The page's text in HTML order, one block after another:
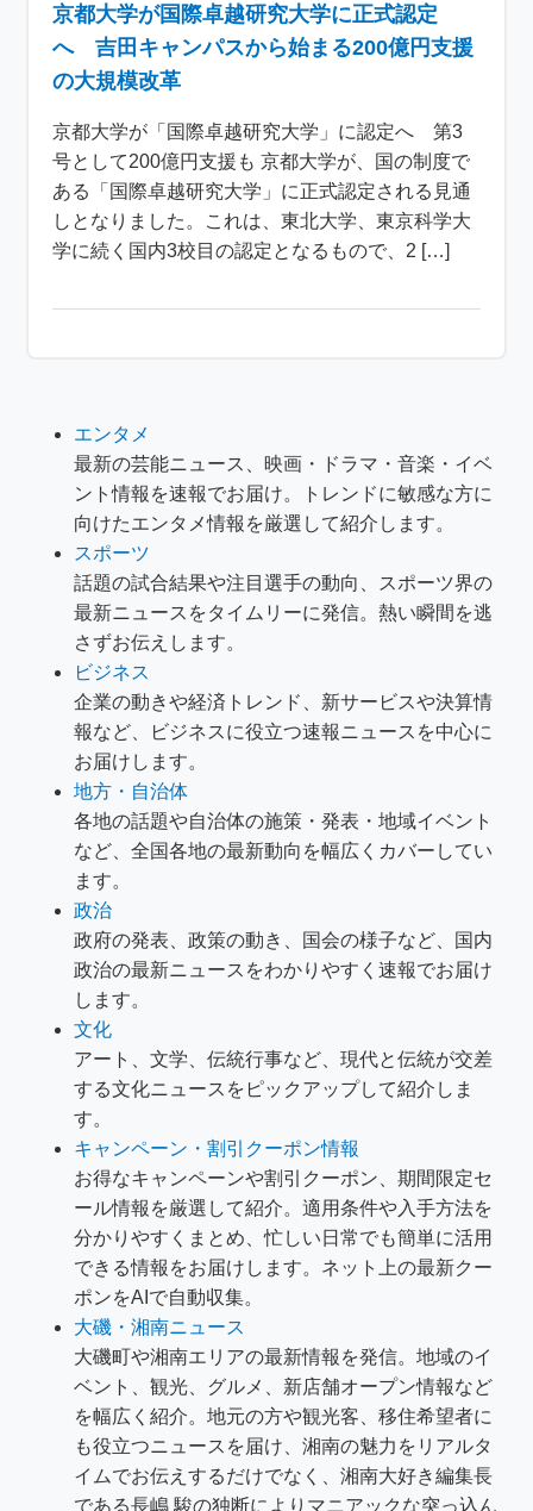
京都大学が国際卓越研究大学に正式認定
へ 吉田キャンパスから始まる200億円支援
の大規模改革
京都大学が「国際卓越研究大学」に認定へ 第3
号として200億円支援も 京都大学が、国の制度で
ある「国際卓越研究大学」に正式認定される見通
しとなりました。これは、東北大学、東京科学大
学に続く国内3校目の認定となるもので、2 […]
エンタメ
最新の芸能ニュース、映画・ドラマ・音楽・イベ
ント情報を速報でお届け。トレンドに敏感な方に
向けたエンタメ情報を厳選して紹介します。
スポーツ
話題の試合結果や注目選手の動向、スポーツ界の
最新ニュースをタイムリーに発信。熱い瞬間を逃
さずお伝えします。
ビジネス
企業の動きや経済トレンド、新サービスや決算情
報など、ビジネスに役立つ速報ニュースを中心に
お届けします。
地方・自治体
各地の話題や自治体の施策・発表・地域イベント
など、全国各地の最新動向を幅広くカバーしてい
ます。
政治
政府の発表、政策の動き、国会の様子など、国内
政治の最新ニュースをわかりやすく速報でお届け
します。
文化
アート、文学、伝統行事など、現代と伝統が交差
する文化ニュースをピックアップして紹介しま
す。
キャンペーン・割引クーポン情報
お得なキャンペーンや割引クーポン、期間限定セ
ール情報を厳選して紹介。適用条件や入手方法を
分かりやすくまとめ、忙しい日常でも簡単に活用
できる情報をお届けします。ネット上の最新クー
ポンをAIで自動収集。
大磯・湘南ニュース
大磯町や湘南エリアの最新情報を発信。地域のイ
ベント、観光、グルメ、新店舗オープン情報など
を幅広く紹介。地元の方や観光客、移住希望者に
も役立つニュースを届け、湘南の魅力をリアルタ
イムでお伝えするだけでなく、湘南大好き編集長
である長嶋 駿の独断によりマニアックな突っ込ん